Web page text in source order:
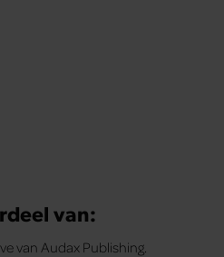
van:
van Audax Publishing.